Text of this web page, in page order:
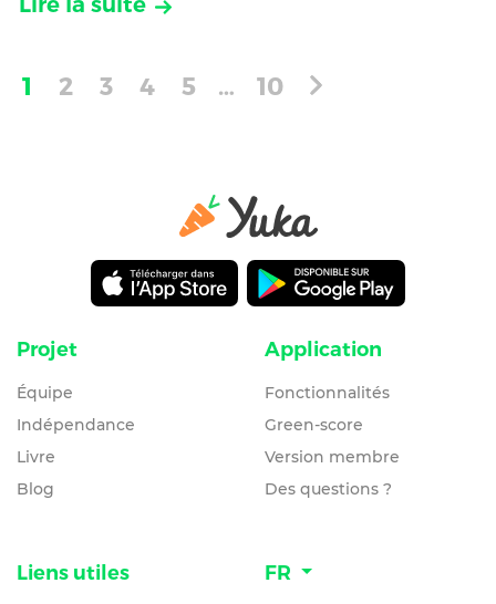
1 2 3 4 5 … 10
Projet
Équipe
Indépendance
Livre
Blog
Application
Fonctionnalités
Green-score
Version membre
Des questions ?
Liens utiles FR